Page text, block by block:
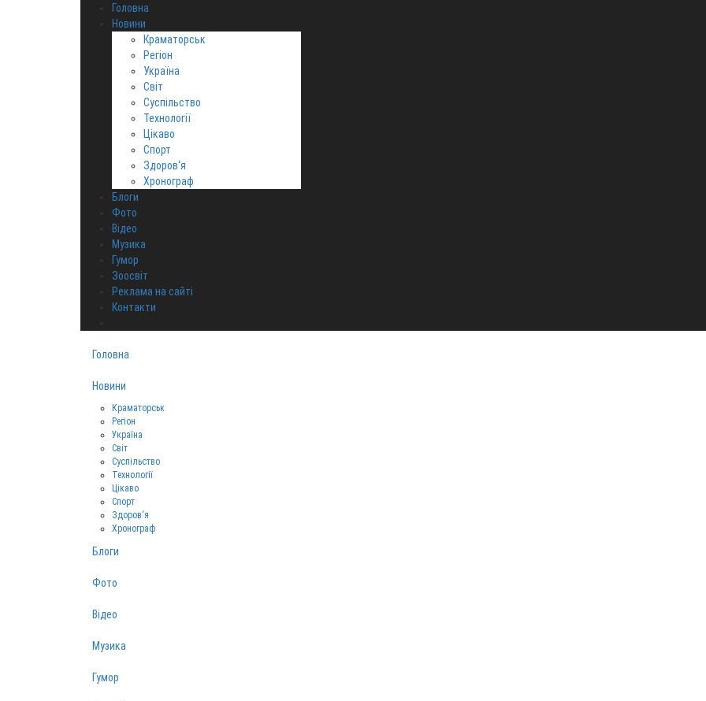
Головна
Новини
Краматорськ
Регіон
Україна
Світ
Суспільство
Технології
Цікаво
Спорт
Здоров‘я
Хронограф
Блоги
Фото
Відео
Музика
Гумор
Зоосвіт
Реклама на сайті
Контакти
Головна
Новини
Краматорськ
Регіон
Україна
Світ
Суспільство
Технології
Цікаво
Спорт
Здоров‘я
Хронограф
Блоги
Фото
Відео
Музика
Гумор